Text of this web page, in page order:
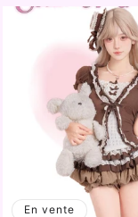
En vente